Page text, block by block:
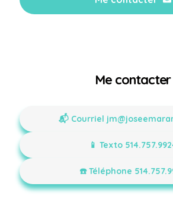
Me contacter
📬 Courriel
📱 Texto
☎️ Téléphone